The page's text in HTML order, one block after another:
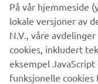
SE
.
På vår hjemmeside
lokale versjoner av
N.V., våre
cookies, inkludert
eksempel
funksjonelle